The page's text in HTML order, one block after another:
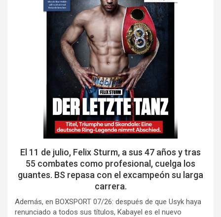
El 11 de julio, Felix Sturm, a sus 47 años y tras
55 combates como profesional, cuelga los
guantes. BS repasa con el excampeón su larga
carrera.
Además, en BOXSPORT 07/26: después de que Usyk haya
renunciado a todos sus títulos, Kabayel es el nuevo